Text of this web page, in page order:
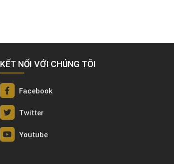
KẾT NỐI VỚI CHÚNG TÔI
Facebook
Twitter
Youtube